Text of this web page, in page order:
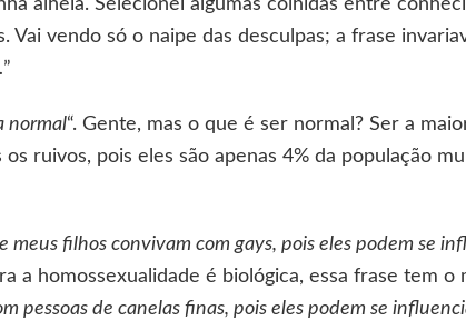
alheia. Selecionei algumas colhidas entre
Vai vendo só o naipe das desculpas; a frase
”
normal“. Gente, mas o que é ser normal? Ser a
ruivos, pois eles são apenas 4% da população
meus filhos convivam com gays, pois eles podem se
a homossexualidade é biológica, essa frase tem o
pessoas de canelas finas, pois eles podem se